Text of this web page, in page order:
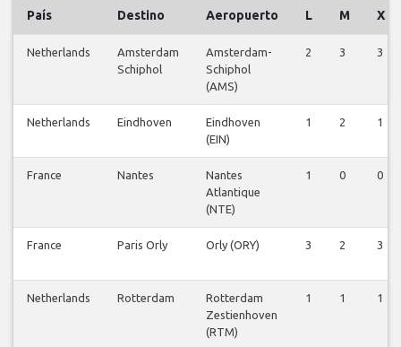
País Destino Aeropuerto L M X
Netherlands
Amsterdam
Schiphol
Amsterdam-
Schiphol
(AMS)
2 3 3
Netherlands Eindhoven
Eindhoven
(EIN)
1 2 1
France Nantes
Nantes
Atlantique
(NTE)
1 0 0
France Paris Orly Orly (ORY) 3 2 3
Netherlands Rotterdam
Rotterdam
Zestienhoven
(RTM)
1 1 1